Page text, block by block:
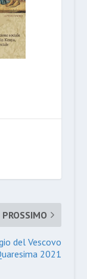
PROSSIMO
del Vescovo
2021